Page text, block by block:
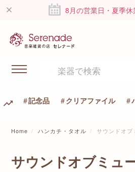
8月の営業日・夏季
記念品 クリアファイル
Home ハンカチ・タオル サウンドオブ
サウンドオブミュ